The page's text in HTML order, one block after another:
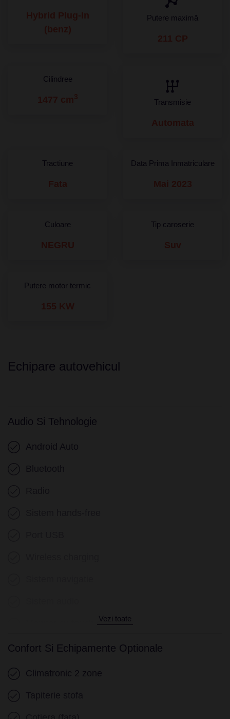
Hybrid Plug-In
(benz)
Putere maximă
211 CP
Cilindree
1477 cm 3
Transmisie
Automata
Tractiune
Fata
Data Prima Inmatriculare
Mai 2023
Culoare
NEGRU
Tip caroserie
Suv
Putere motor termic
155 KW
Echipare autovehicul
Audio Si Tehnologie
Android Auto
Monitor cu touch screen
Conexiune Internet
Vezi toate
Confort Si Echipamente Optionale
Climatronic 2 zone